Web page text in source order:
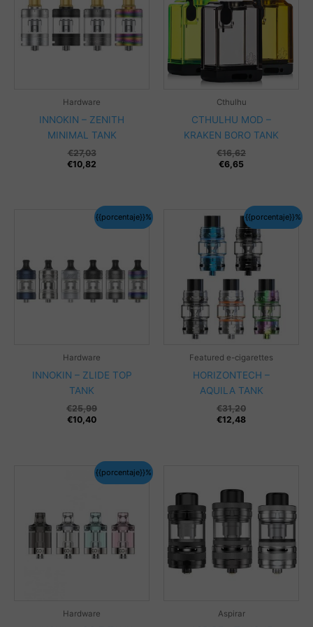
Hardware
INNOKIN – ZENITH
MINIMAL TANK
€27,03
€10,82
Cthulhu
CTHULHU MOD –
KRAKEN BORO TANK
€16,62
€6,65
{{porcentaje}}%
Hardware
INNOKIN – ZLIDE TOP
TANK
€25,99
€10,40
{{porcentaje}}%
Featured e-cigarettes
HORIZONTECH –
AQUILA TANK
€31,20
€12,48
{{porcentaje}}%
Hardware Aspirar